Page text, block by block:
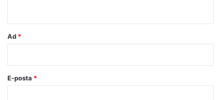
Ad *
E-posta *